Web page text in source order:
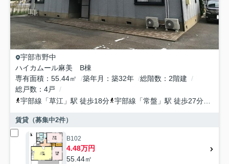
宇部市野中
ハイカムール麻美 B棟
専有面積
55.44㎡ 築年月 築32年 総階数
2階建
総戸数
4戸
宇部線 「草江 」駅 徒歩18分 宇部線 「常盤 」駅 徒歩27分
賃貸（募集中2件）
B102
4.48万円
55.44㎡